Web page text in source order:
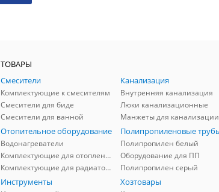
ТОВАРЫ
Смесители
Комплектующие к смесителям
Смесители для биде
Смесители для ванной
Канализация
Внутренняя канализация
Люки канализационные
Манжеты для канализации
Отопительное оборудование
Водонагреватели
Комплектующие для отопления
Комплектующие для радиаторов
Полипропилен белый
Оборудование для ПП
Полипропилен серый
Инструменты Хозтовары